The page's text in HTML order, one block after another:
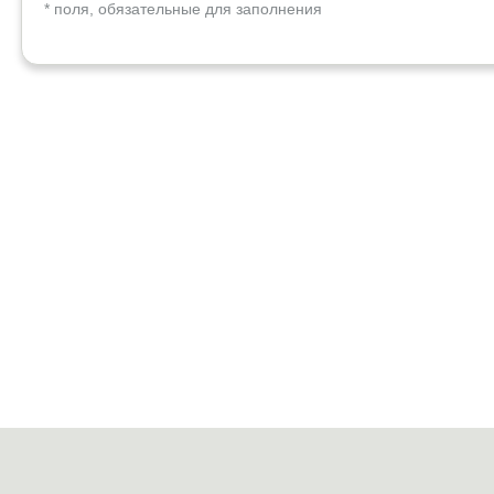
* поля, обязательные для заполнения